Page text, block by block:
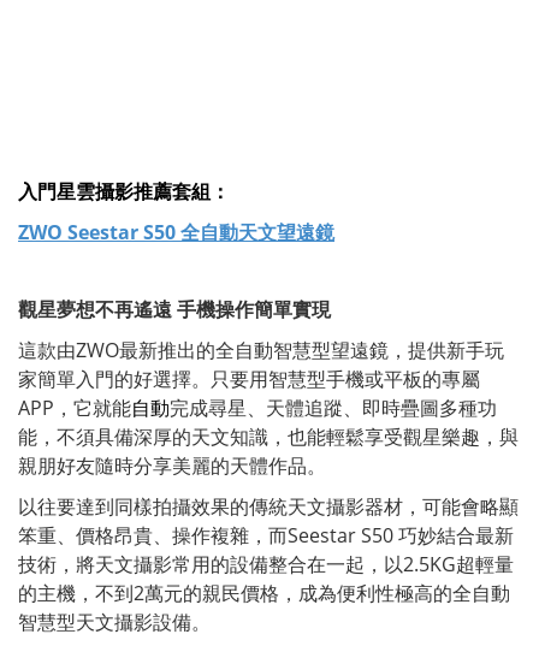
入門星雲攝影推薦套組：
ZWO Seestar S50 全自動天文望遠鏡
觀星夢想不再遙遠 手機操作簡單實現
這款由ZWO最新推出的全自動智慧型望遠鏡，提供新手玩
家簡單入門的好選擇。只要用智慧型手機或平板的專屬
APP，它就能自動完成尋星、天體追蹤、即時疊圖多種功
能，不須具備深厚的天文知識，也能輕鬆享受觀星樂趣，與
親朋好友隨時分享美麗的天體作品。
以往要達到同樣拍攝效果的傳統天文攝影器材，可能會略顯
笨重、價格昂貴、操作複雜，而Seestar S50 巧妙結合最新
技術，將天文攝影常用的設備整合在一起，以2.5KG超輕量
的主機，不到2萬元的親民價格，成為便利性極高的全自動
智慧型天文攝影設備。